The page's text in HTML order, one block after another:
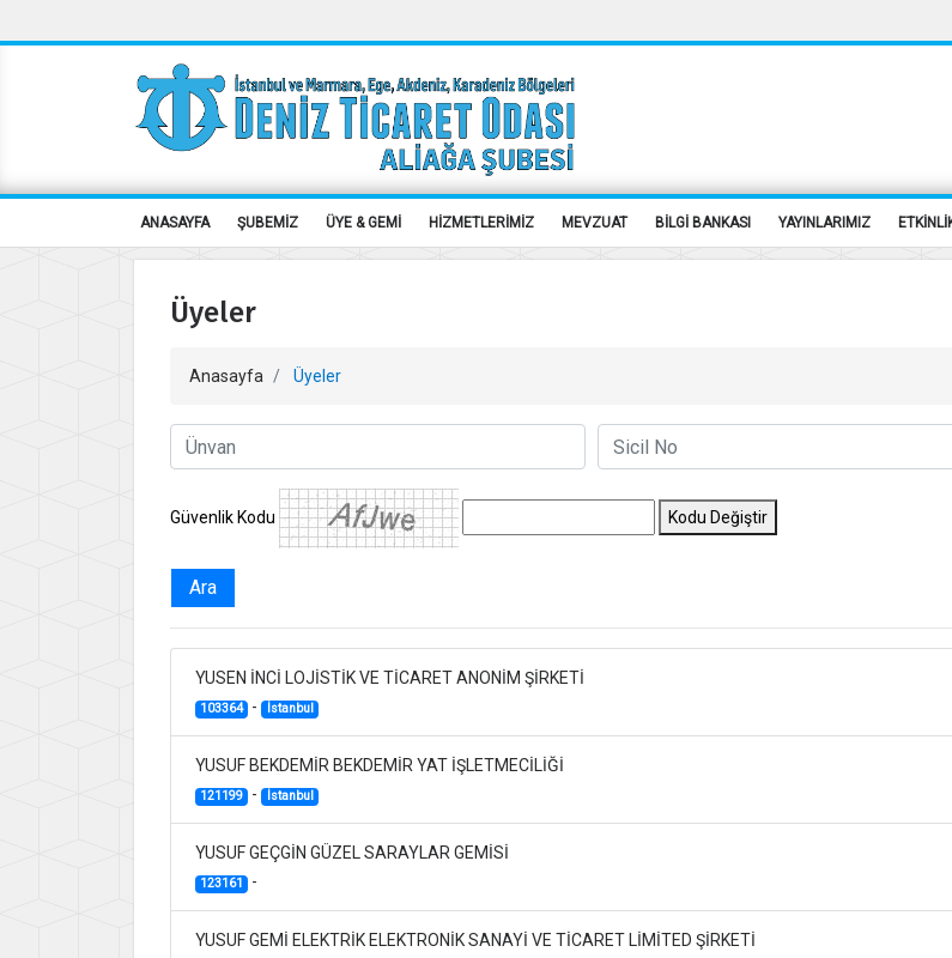
ANASAYFA ŞUBEMİZ ÜYE & GEMİ HİZMETLERİMİZ MEVZUAT BİLGİ BANKASI YAYINLARIMIZ
Üyeler
Anasayfa Üyeler
Güvenlik Kodu Kodu Değiştir
Ara
YUSEN İNCİ LOJİSTİK VE TİCARET ANONİM ŞİRKETİ
103364 - İstanbul
YUSUF BEKDEMİR BEKDEMİR YAT İŞLETMECİLİĞİ
121199 - İstanbul
YUSUF GEÇGİN GÜZEL SARAYLAR GEMİSİ
123161 -
YUSUF GEMİ ELEKTRİK ELEKTRONİK SANAYİ VE TİCARET LİMİTED ŞİRKETİ